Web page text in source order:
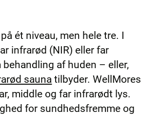
ét niveau, men hele tre. I
infrarød (NIR) eller far
af huden – eller,
sauna tilbyder. WellMores
middle og far infrarødt lys.
for sundhedsfremme og